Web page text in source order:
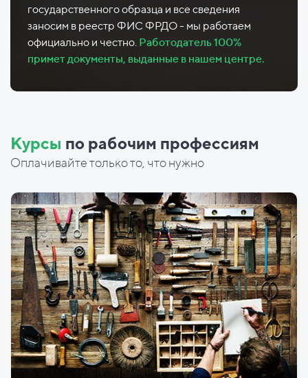
государственного образца и все сведения
заносим в реестр ФИС ФРДО - мы работаем
официально и честно. Работодатель 100%
примет документы, выданные в нашем центре.
Курсы по рабочим профессиям
Оплачивайте только то, что нужно